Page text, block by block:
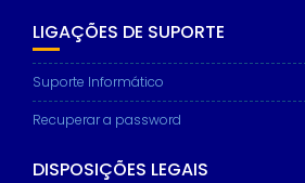
LIGAÇÕES DE SUPORTE
Suporte Informático
Recuperar a password
DISPOSIÇÕES LEGAIS